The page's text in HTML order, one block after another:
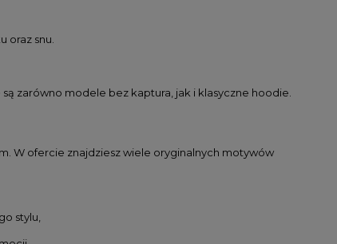
oraz snu.
zarówno modele bez kaptura, jak i klasyczne hoodie.
W ofercie znajdziesz wiele oryginalnych motywów
stylu,